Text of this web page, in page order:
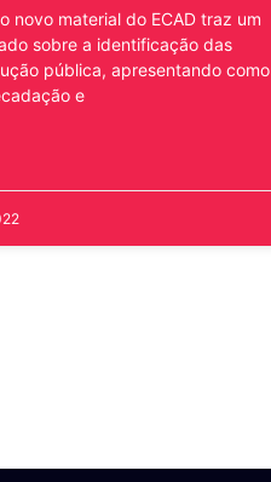
novo material do ECAD traz um
sobre a identificação das
pública, apresentando como
e